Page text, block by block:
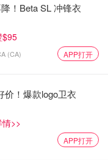
于原作者
万加币的价格上市，
原因之一还在于上一
来当前任业主买下
使其完美。”
！Beta SL 冲锋衣
$95
(CA) APP打开
价！爆款logo卫衣
>>
APP打开